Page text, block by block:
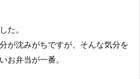
た。
が沈みがちですが、そんな気分を
お弁当が一番。